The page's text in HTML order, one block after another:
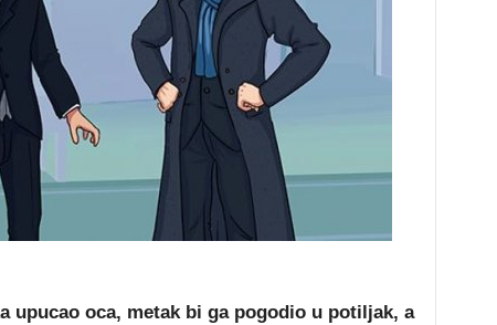
upucao oca, metak bi ga pogodio u potiljak, a